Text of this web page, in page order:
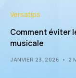
Versatips
Comment éviter
musicale
JANVIER 23, 2026 2